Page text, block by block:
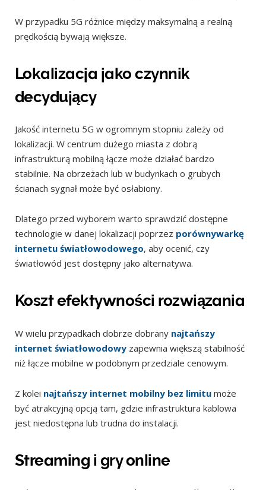
W przypadku 5G różnice między maksymalną a realną
prędkością bywają większe.
Lokalizacja jako czynnik
decydujący
Jakość internetu 5G w ogromnym stopniu zależy od
lokalizacji. W centrum dużego miasta z dobrą
infrastrukturą mobilną łącze może działać bardzo
stabilnie. Na obrzeżach lub w budynkach o grubych
ścianach sygnał może być osłabiony.
Dlatego przed wyborem warto sprawdzić dostępne
technologie w danej lokalizacji poprzez porównywarkę
internetu światłowodowego, aby ocenić, czy
światłowód jest dostępny jako alternatywa.
Koszt efektywności rozwiązania
W wielu przypadkach dobrze dobrany najtańszy
internet światłowodowy zapewnia większą stabilność
niż łącze mobilne w podobnym przedziale cenowym.
Z kolei najtańszy internet mobilny bez limitu może
być atrakcyjną opcją tam, gdzie infrastruktura kablowa
jest niedostępna lub trudna do instalacji.
Streaming i gry online